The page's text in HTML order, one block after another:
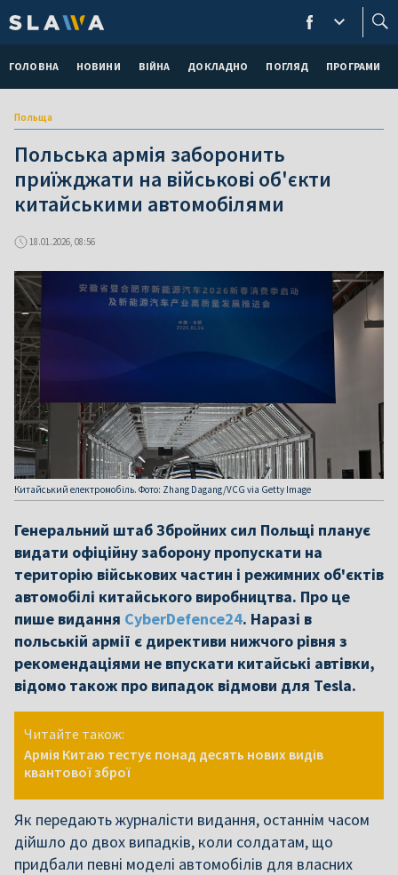
ГОЛОВНА НОВИНИ ВІЙНА ДОКЛАДНО ПОГЛЯД ПРОГРАМИ
Польща
Польська армія заборонить
приїжджати на військові об'єкти
китайськими автомобілями
18.01.2026, 08:56
Китайський електромобіль. Фото: Zhang Dagang/VCG via Getty Image
Генеральний штаб Збройних сил Польщі планує
видати офіційну заборону пропускати на
територію військових частин і режимних об'єктів
автомобілі китайського виробництва. Про це
пише видання CyberDefence24. Наразі в
польській армії є директиви нижчого рівня з
рекомендаціями не впускати китайські автівки,
відомо також про випадок відмови для Tesla.
Читайте також:
Армія Китаю тестує понад десять нових видів
квантової зброї
Як передають журналісти видання, останнім часом
дійшло до двох випадків, коли солдатам, що
придбали певні моделі автомобілів для власних